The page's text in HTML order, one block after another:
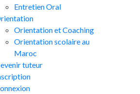
Entretien Oral
Orientation et Coaching
Orientation scolaire au
Maroc
tuteur